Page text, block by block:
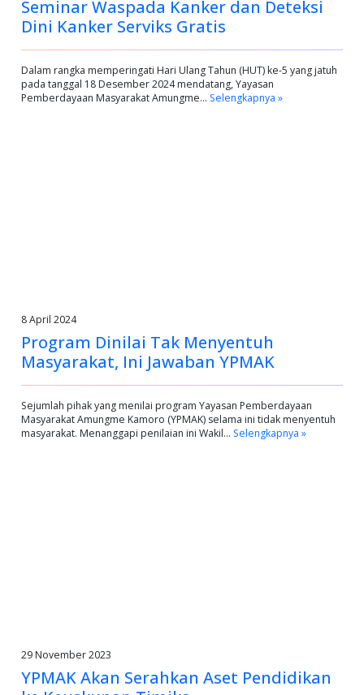
Seminar Waspada Kanker dan Deteksi
Dini Kanker Serviks Gratis
Dalam rangka memperingati Hari Ulang Tahun (HUT) ke-5 yang jatuh
pada tanggal 18 Desember 2024 mendatang, Yayasan
Pemberdayaan Masyarakat Amungme… Selengkapnya »
8 April 2024
Program Dinilai Tak Menyentuh
Masyarakat, Ini Jawaban YPMAK
Sejumlah pihak yang menilai program Yayasan Pemberdayaan
Masyarakat Amungme Kamoro (YPMAK) selama ini tidak menyentuh
masyarakat. Menanggapi penilaian ini Wakil… Selengkapnya »
29 November 2023
YPMAK Akan Serahkan Aset Pendidikan